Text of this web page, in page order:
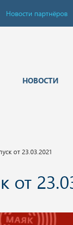
Новости партнёров
НОВОСТИ
от 23.03.2021
от